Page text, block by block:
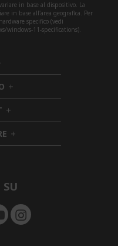
in base al dispositivo. La
in base all'area geografica. Per
specifico (vedi
windows-11-specifications).
h
i
d
d
e
n
h
i
d
d
h
i
e